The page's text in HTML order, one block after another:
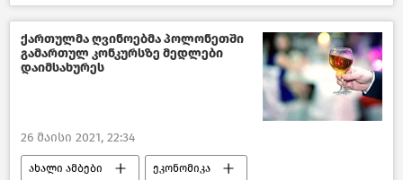
კავკასია საქართველო
ქართულმა ღვინოებმა პოლონეთში
გამართულ კონკურსზე მედლები
დაიმსახურეს
26 მაისი 2021, 22:34
ახალი ამბები ეკონომიკა